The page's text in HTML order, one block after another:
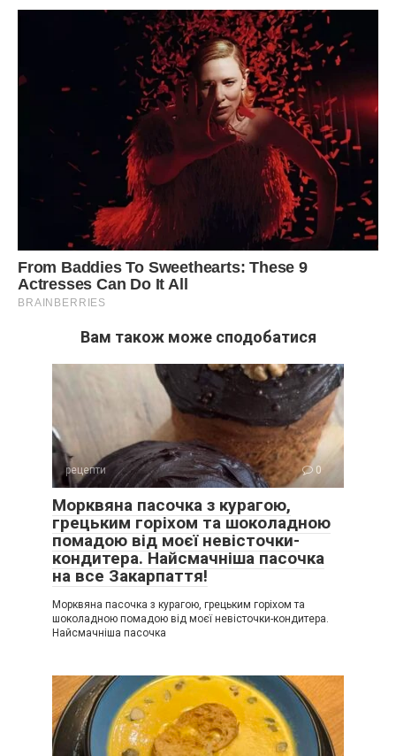
Вам також може сподобатися
рецепти 0
Морквяна пасочка з курагою,
грецьким горіхом та шоколадною
помадою від моєї невісточки-
кондитера. Найсмачніша пасочка
на все Закарпаття!
Морквяна пасочка з курагою, грецьким горіхом та
шоколадною помадою від моєї невісточки-кондитера.
Найсмачніша пасочка